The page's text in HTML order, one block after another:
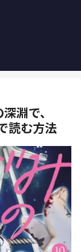
淵で、
読む方法